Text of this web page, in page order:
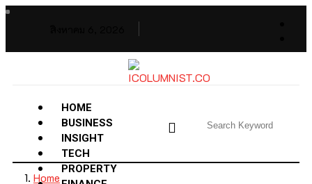
HOME
BUSINESS
INSIGHT
TECH
PROPERTY
Home